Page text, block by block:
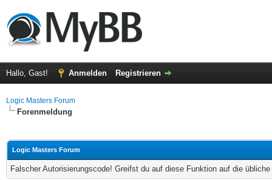
Hallo, Gast! Anmelden Registrieren
Logic Masters Forum
Forenmeldung
Logic Masters Forum
Falscher Autorisierungscode! Greifst du auf diese Funktion auf die